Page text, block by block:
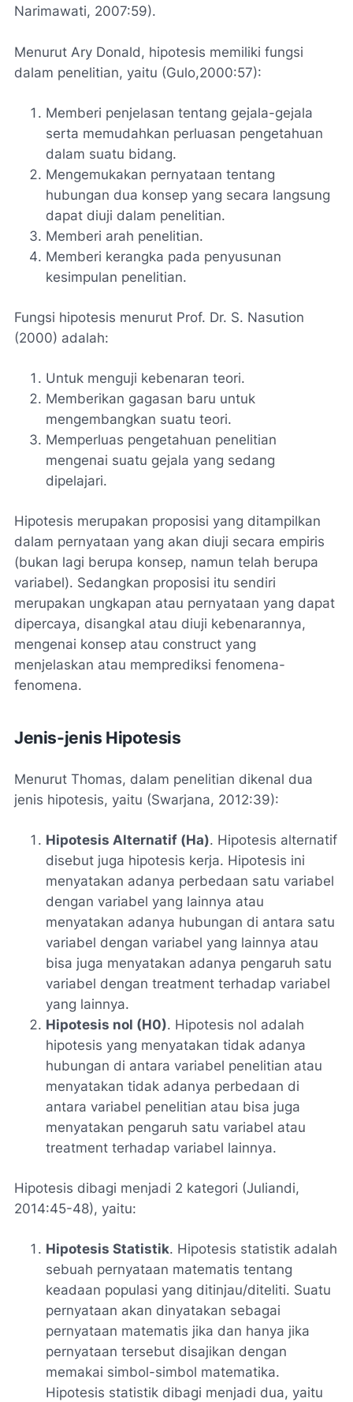
Narimawati, 2007:59).
Menurut Ary Donald, hipotesis memiliki fungsi
dalam penelitian, yaitu (Gulo,2000:57):
Memberi penjelasan tentang gejala-gejala
serta memudahkan perluasan pengetahuan
dalam suatu bidang.
Mengemukakan pernyataan tentang
hubungan dua konsep yang secara langsung
dapat diuji dalam penelitian.
Memberi arah penelitian.
Memberi kerangka pada penyusunan
kesimpulan penelitian.
Fungsi hipotesis menurut Prof. Dr. S. Nasution
(2000) adalah:
Untuk menguji kebenaran teori.
Memberikan gagasan baru untuk
mengembangkan suatu teori.
Memperluas pengetahuan penelitian
mengenai suatu gejala yang sedang
dipelajari.
Hipotesis merupakan proposisi yang ditampilkan
dalam pernyataan yang akan diuji secara empiris
(bukan lagi berupa konsep, namun telah berupa
variabel). Sedangkan proposisi itu sendiri
merupakan ungkapan atau pernyataan yang dapat
dipercaya, disangkal atau diuji kebenarannya,
mengenai konsep atau construct yang
menjelaskan atau memprediksi fenomena-
fenomena.
Jenis-jenis Hipotesis
Menurut Thomas, dalam penelitian dikenal dua
jenis hipotesis, yaitu (Swarjana, 2012:39):
Hipotesis Alternatif (Ha). Hipotesis alternatif
disebut juga hipotesis kerja. Hipotesis ini
menyatakan adanya perbedaan satu variabel
dengan variabel yang lainnya atau
menyatakan adanya hubungan di antara satu
variabel dengan variabel yang lainnya atau
bisa juga menyatakan adanya pengaruh satu
variabel dengan treatment terhadap variabel
yang lainnya.
Hipotesis nol (H0). Hipotesis nol adalah
hipotesis yang menyatakan tidak adanya
hubungan di antara variabel penelitian atau
menyatakan tidak adanya perbedaan di
antara variabel penelitian atau bisa juga
menyatakan pengaruh satu variabel atau
treatment terhadap variabel lainnya.
Hipotesis dibagi menjadi 2 kategori (Juliandi,
2014:45-48), yaitu:
Hipotesis Statistik. Hipotesis statistik adalah
sebuah pernyataan matematis tentang
keadaan populasi yang ditinjau/diteliti. Suatu
pernyataan akan dinyatakan sebagai
pernyataan matematis jika dan hanya jika
pernyataan tersebut disajikan dengan
memakai simbol-simbol matematika.
Hipotesis statistik dibagi menjadi dua, yaitu